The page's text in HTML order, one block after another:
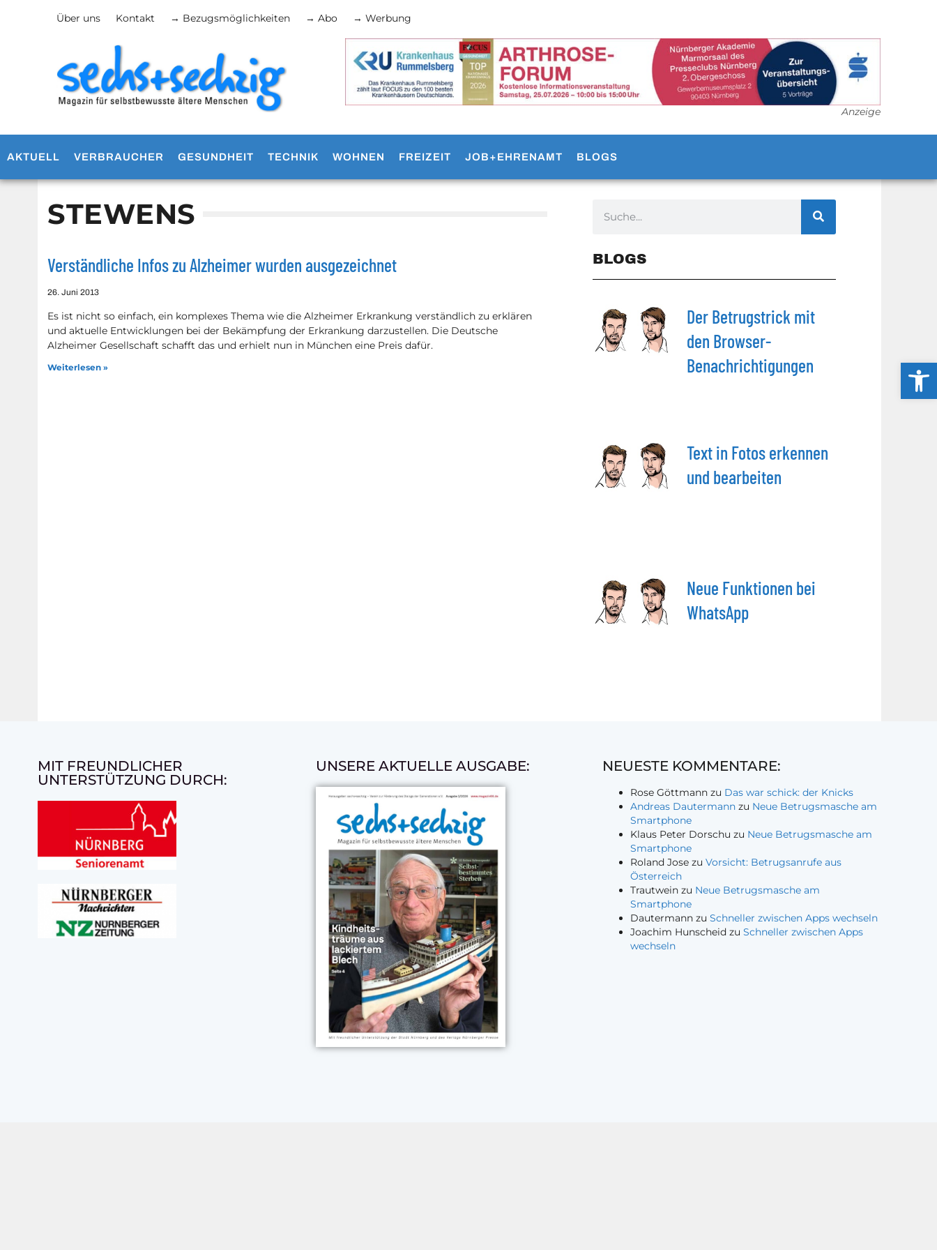
Über uns Kontakt → Bezugsmöglichkeiten → Abo → Werbung
Anzeige
AKTUELL VERBRAUCHER GESUNDHEIT TECHNIK WOHNEN FREIZEIT JOB+EHRENAMT BLOGS
STEWENS
Verständliche Infos zu Alzheimer wurden ausgezeichnet
26. Juni 2013
Es ist nicht so einfach, ein komplexes Thema wie die Alzheimer Erkrankung verständlich zu erklären
und aktuelle Entwicklungen bei der Bekämpfung der Erkrankung darzustellen. Die Deutsche
Alzheimer Gesellschaft schafft das und erhielt nun in München eine Preis dafür.
Weiterlesen »
BLOGS
Der Betrugstrick mit
den Browser-
Benachrichtigungen
Text in Fotos erkennen
und bearbeiten
Neue Funktionen bei
WhatsApp
MIT FREUNDLICHER
UNTERSTÜTZUNG DURCH:
UNSERE AKTUELLE AUSGABE: NEUESTE KOMMENTARE:
Rose Göttmann zu Das war schick: der Knicks
Andreas Dautermann zu Neue Betrugsmasche am
Smartphone
Klaus Peter Dorschu zu Neue Betrugsmasche am
Smartphone
Roland Jose zuVorsicht: Betrugsanrufe aus
Österreich
Trautwein zu Neue Betrugsmasche am
Smartphone
Dautermann zuSchneller zwischen Apps wechseln
Joachim Hunscheid zuSchneller zwischen Apps
wechseln